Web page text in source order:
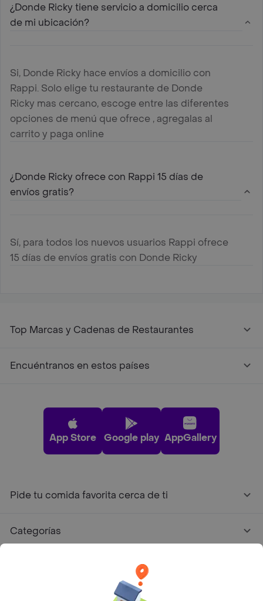
¿Donde Ricky tiene servicio a domicilio cerca
de mi ubicación?
Si, Donde Ricky hace envíos a domicilio con
Rappi. Solo elige tu restaurante de Donde
Ricky mas cercano, escoge entre las diferentes
opciones de menú que ofrece , agregalas al
carrito y paga online
¿Donde Ricky ofrece con Rappi 15 días de
envíos gratis?
Sí, para todos los nuevos usuarios Rappi ofrece
15 días de envíos gratis con Donde Ricky
Top Marcas y Cadenas de Restaurantes
Encuéntranos en estos países
App Store Google play AppGallery
Pide tu comida favorita cerca de ti
Categorías